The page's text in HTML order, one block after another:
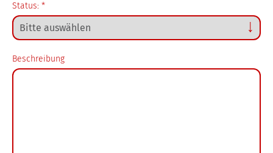
Status: *
Beschreibung